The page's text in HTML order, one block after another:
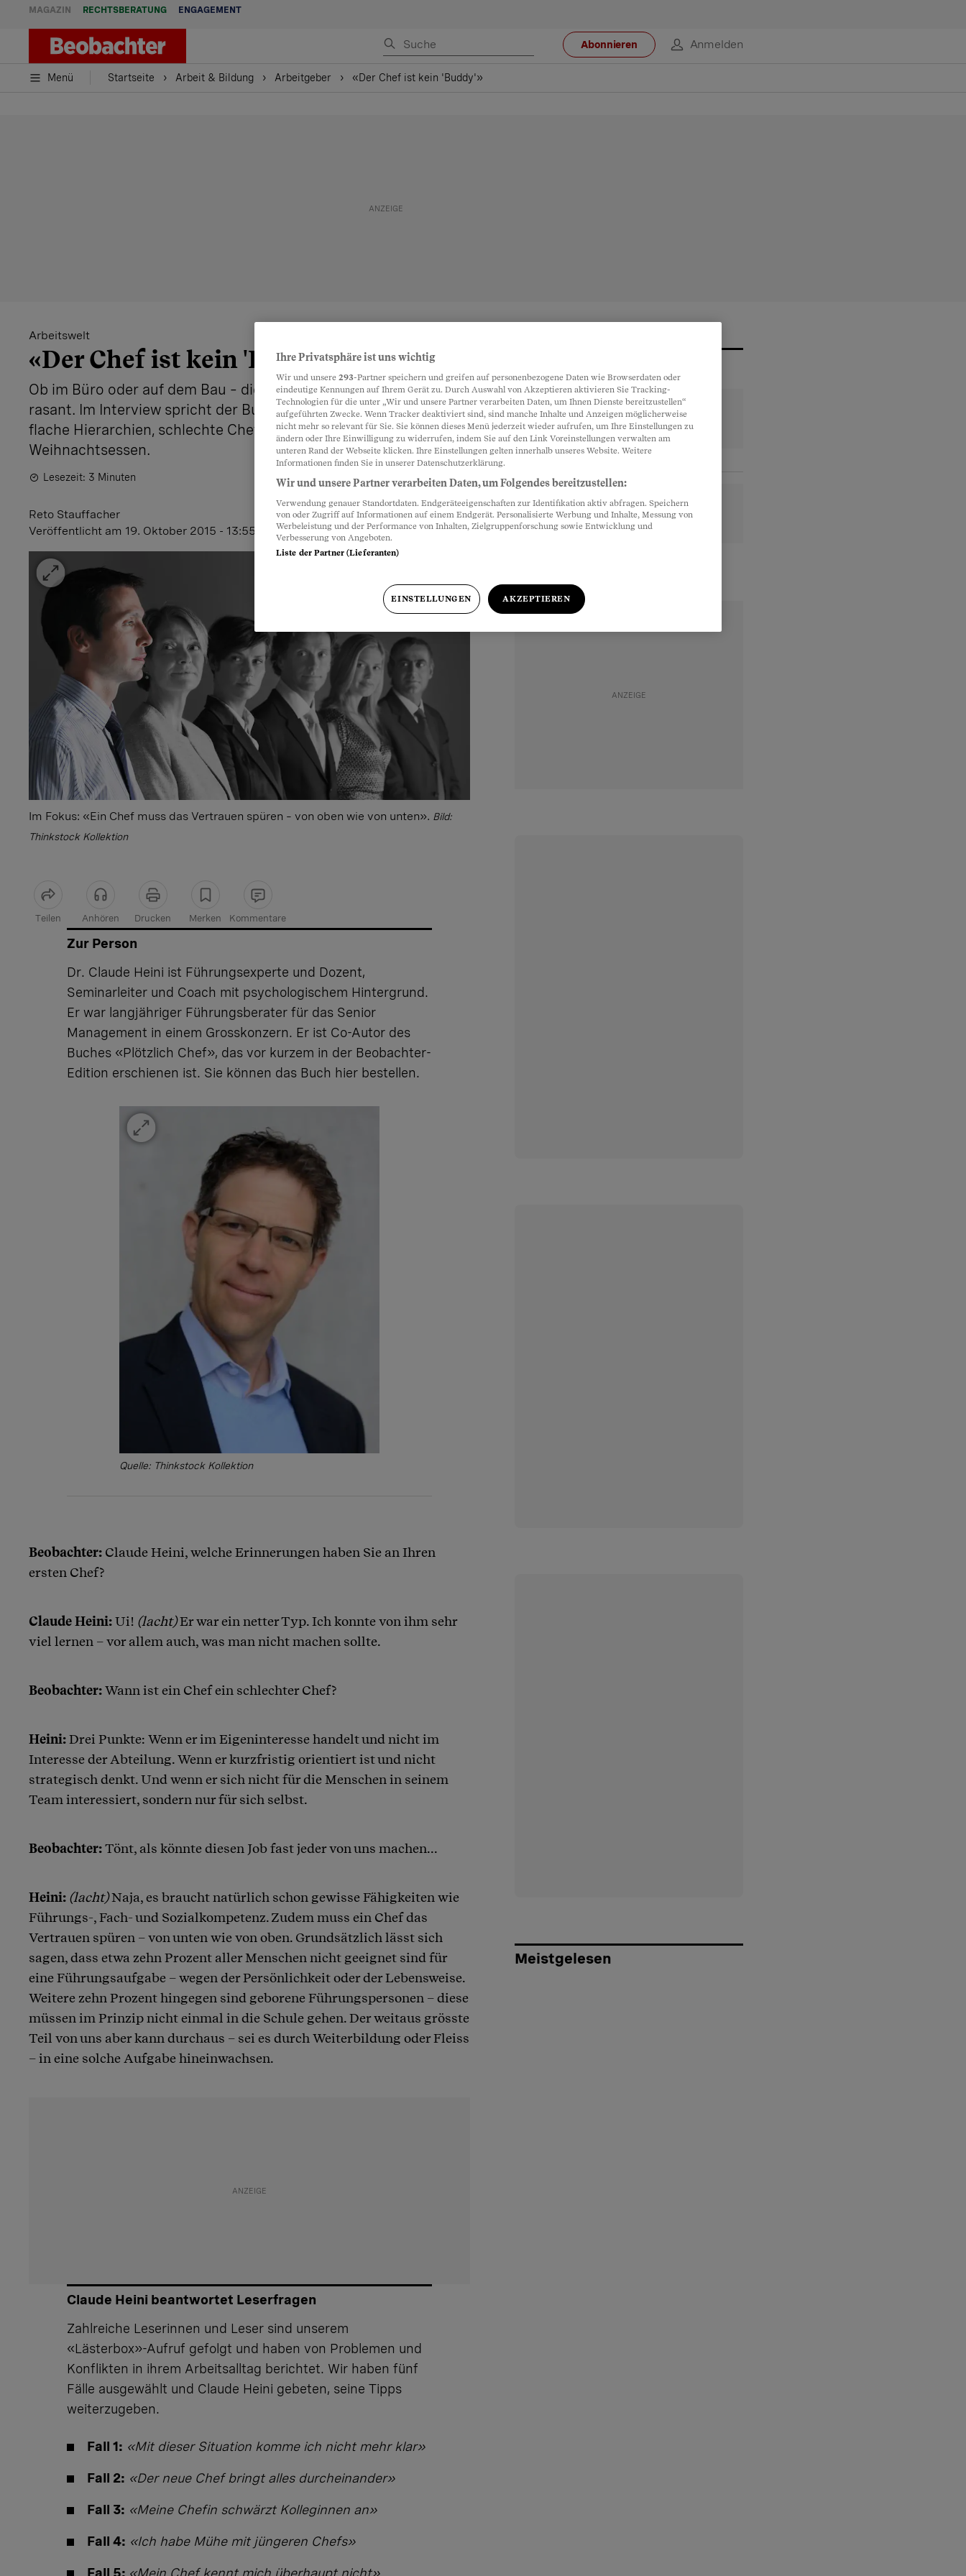
MAGAZIN RECHTSBERATUNG ENGAGEMENT
Abonnieren Anmelden
Menü Startseite Arbeit & Bildung Arbeitgeber «Der Chef ist kein 'Buddy'»
Arbeitswelt
«Der Chef ist kein 'Buddy'»
Ob im Büro oder auf dem Bau – die Arbeitswelt verändert sich
rasant. Im Interview spricht der Buchautor Claude Heini über
flache Hierarchien, schlechte Chefs, die Frauenquote und das
Weihnachtsessen.
Lesezeit: 3 Minuten
Reto Stauffacher
Veröffentlicht am 19. Oktober 2015 - 13:55 Uhr
Im Fokus: «Ein Chef muss das Vertrauen spüren – von oben wie von unten». Bild:
Thinkstock Kollektion
Teilen Anhören Drucken Merken Kommentare
Artikel teilen
Zur Person
Dr. Claude Heini ist Führungsexperte und Dozent,
Seminarleiter und Coach mit psychologischem Hintergrund.
Er war langjähriger Führungsberater für das Senior
Management in einem Grosskonzern. Er ist Co-Autor des
Buches «Plötzlich Chef», das vor kurzem in der Beobachter-
Edition erschienen ist. Sie können das Buch hierbestellen.
Quelle: Thinkstock Kollektion
Beobachter: Claude Heini, welche Erinnerungen haben Sie an Ihren
ersten Chef?
Claude Heini:Ui! (lacht)Er war ein netter Typ. Ich konnte von ihm sehr
viel lernen – vor allem auch, was man nicht machen sollte.
Beobachter:Wann ist ein Chef ein schlechter Chef?
Heini:Drei Punkte: Wenn er im Eigeninteresse handelt und nicht im
Interesse der Abteilung. Wenn er kurzfristig orientiert ist und nicht
strategisch denkt. Und wenn er sich nicht für die Menschen in seinem
Team interessiert, sondern nur für sich selbst.
Beobachter:Tönt, als könnte diesen Job fast jeder von uns machen...
Heini: (lacht)Naja, es braucht natürlich schon gewisse Fähigkeiten wie
Führungs-, Fach- und Sozialkompetenz. Zudem muss ein Chef das
Vertrauen spüren – von unten wie von oben. Grundsätzlich lässt sich
sagen, dass etwa zehn Prozent aller Menschen nicht geeignet sind für
eine Führungsaufgabe – wegen der Persönlichkeit oder der Lebensweise.
Weitere zehn Prozent hingegen sind geborene Führungspersonen – diese
müssen im Prinzip nicht einmal in die Schule gehen. Der weitaus grösste
Teil von uns aber kann durchaus – sei es durch Weiterbildung oder Fleiss
– in eine solche Aufgabe hineinwachsen.
Claude Heini beantwortet Leserfragen
Zahlreiche Leserinnen und Leser sind unserem
«Lästerbox»-Aufruf gefolgt und haben von Problemen und
Konflikten in ihrem Arbeitsalltag berichtet. Wir haben fünf
Fälle ausgewählt und Claude Heini gebeten, seine Tipps
weiterzugeben.
Fall 1: «Mit dieser Situation komme ich nicht mehr klar»
Fall 2: «Der neue Chef bringt alles durcheinander»
Fall 3: «Meine Chefin schwärzt Kolleginnen an»
Fall 4: «Ich habe Mühe mit jüngeren Chefs»
Fall 5: «Mein Chef kennt mich überhaupt nicht»
Meistgelesen
Ihre Privatsphäre ist uns wichtig
Wir und unsere 293-Partner speichern und greifen auf personenbezogene Daten wie Browserdaten oder
eindeutige Kennungen auf Ihrem Gerät zu. Durch Auswahl von Akzeptieren aktivieren Sie Tracking-
Technologien für die unter „Wir und unsere Partner verarbeiten Daten, um Ihnen Dienste bereitzustellen“
aufgeführten Zwecke. Wenn Tracker deaktiviert sind, sind manche Inhalte und Anzeigen möglicherweise
nicht mehr so relevant für Sie. Sie können dieses Menü jederzeit wieder aufrufen, um Ihre Einstellungen zu
ändern oder Ihre Einwilligung zu widerrufen, indem Sie auf den Link Voreinstellungen verwalten am
unteren Rand der Webseite klicken. Ihre Einstellungen gelten innerhalb unseres Website. Weitere
Informationen finden Sie in unserer Datenschutzerklärung.
Wir und unsere Partner verarbeiten Daten, um Folgendes bereitzustellen:
Verwendung genauer Standortdaten. Endgeräteeigenschaften zur Identifikation aktiv abfragen. Speichern
von oder Zugriff auf Informationen auf einem Endgerät. Personalisierte Werbung und Inhalte, Messung von
Werbeleistung und der Performance von Inhalten, Zielgruppenforschung sowie Entwicklung und
Verbesserung von Angeboten.
Liste der Partner (Lieferanten)
EINSTELLUNGEN AKZEPTIEREN